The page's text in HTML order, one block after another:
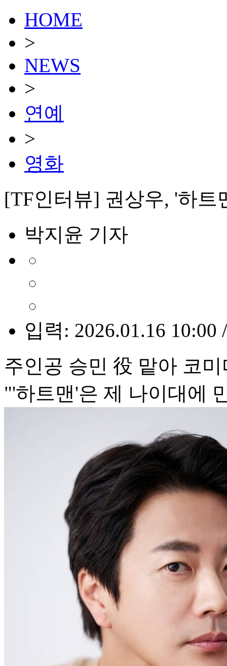
HOME
>
NEWS
>
연예
>
영화
[TF인터뷰] 권상우, '하트
박지윤 기자
입력: 2026.01.16 10:00
주인공 승민 役 맡아 코
"'하트맨'은 제 나이대에